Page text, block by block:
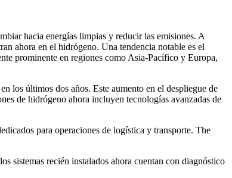
hacia energías limpias y reducir las emisiones. A
ahora en el hidrógeno. Una tendencia notable es el
prominente en regiones como Asia-Pacífico y Europa,
los últimos dos años. Este aumento en el despliegue de
de hidrógeno ahora incluyen tecnologías avanzadas de
para operaciones de logística y transporte. The
sistemas recién instalados ahora cuentan con diagnóstico